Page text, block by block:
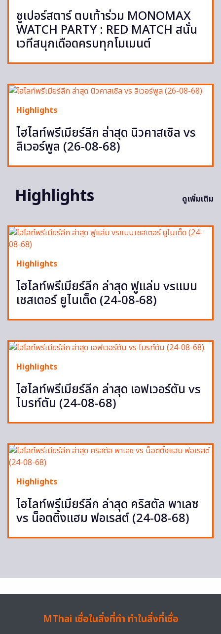
ซูเปอร์สตาร์ ตบเท้าร่วม MONOMAX
WATCH PARTY : RED MATCH สนั่น
เวทีสนุกเดือดครบทุกโมเมนต์
Highlights
ไฮไลท์พรีเมียร์ลีก ล่าสุด นิวคาสเซิล vs
ลิเวอร์พูล (26-08-68)
Highlights ดูเพิ่มเติม
Highlights
ไฮไลท์พรีเมียร์ลีก ล่าสุด ฟูแล่ม vsแมน
เชสเตอร์ ยูไนเต็ด (24-08-68)
Highlights
ไฮไลท์พรีเมียร์ลีก ล่าสุด เอฟเวอร์ตัน vs
ไบรท์ตัน (24-08-68)
Highlights
ไฮไลท์พรีเมียร์ลีก ล่าสุด คริสตัล พาเลซ
vs น็อตติ้งแฮม ฟอเรสต์ (24-08-68)
MThai เชื่อในสิ่งที่ทำ ทำในสิ่งที่เชื่อ